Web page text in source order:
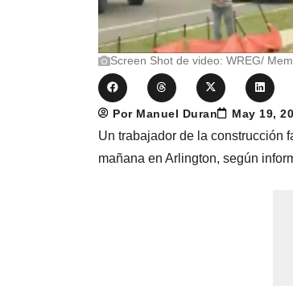
Screen Shot de video: WREG/
Por Manuel Duran May 19,
Un trabajador de la construcción
mañana en Arlington, según